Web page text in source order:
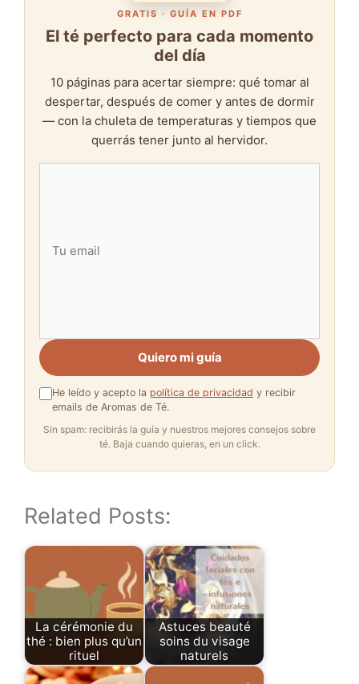
GRATIS · GUÍA EN PDF
El té perfecto para cada momento
del día
10 páginas para acertar siempre: qué tomar al
despertar, después de comer y antes de dormir
— con la chuleta de temperaturas y tiempos que
querrás tener junto al hervidor.
Quiero mi guía
He leído y acepto la política de privacidad y recibir
emails de Aromas de Té.
Sin spam: recibirás la guía y nuestros mejores consejos sobre
té. Baja cuando quieras, en un click.
Related Posts:
La cérémonie du
thé : bien plus qu’un
rituel
Astuces beauté
soins du visage
naturels